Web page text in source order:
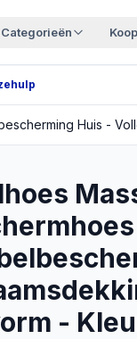
Categorieën
Huis -
-